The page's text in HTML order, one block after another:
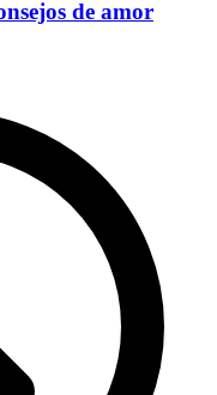
de amor